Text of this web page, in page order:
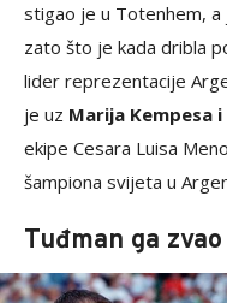
stigao je u Totenhem, a
zato što je kada dribla
lider reprezentacije
je uz Marija Kempesa
ekipe Cesara Luisa
šampiona svijeta u
Tuđman ga